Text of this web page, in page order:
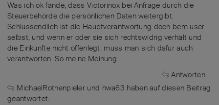
Was ich ok fände, dass Victorinox bei Anfrage durch die
Steuerbehörde die persönlichen Daten weitergibt.
Schlussendlich ist die Hauptverantwortung doch bem user
selbst, und wenn er oder sie sich rechtswidrig verhält und
die Einkünfte nicht offenlegt, muss man sich dafür auch
verantworten. So meine Meinung.
Antworten
MichaelRothenpieler und hwa63 habenauf diesen Beitrag
geantwortet.